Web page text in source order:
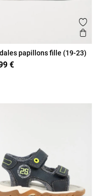
favoris
papillons fille (19-23)
€